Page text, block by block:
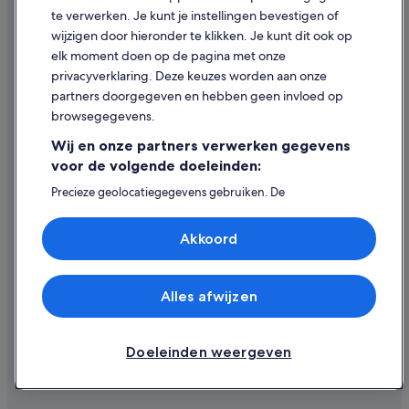
Midsize-autoverhuur in Norfolkeiland
Standard-autoverhuur in Norfolkeiland
Fullsize-autoverhuur in Norfolkeiland
Premium-autoverhuur in Norfolkeiland
Convertible-autoverhuur in Norfolkeiland
Minivan-autoverhuur in Norfolkeiland
Van-autoverhuur in Norfolkeiland
SUV-autoverhuur in Norfolkeiland
Pickup-autoverhuur in Norfolkeiland
Sportscar-autoverhuur in Norfolkeiland
Inhoudsrichtlijnen en inhoud rapporteren
Hulp
Contact
Restitutieproces en tijdsbestek
Boek een vlucht met airlinetegoed
Internationale reisdocumenten
© 2026 Expedia, Inc. - een bedrijf van Expedia Group. Alle rechten
voorbehouden. Expedia en het Expedia-logo zijn handelsmerken of
te verwerken. Je kunt je instellingen bevestigen of
wijzigen door hieronder te klikken. Je kunt dit ook op
elk moment doen op de pagina met onze
privacyverklaring. Deze keuzes worden aan onze
partners doorgegeven en hebben geen invloed op
browsegegevens.
Wij en onze partners verwerken gegevens
voor de volgende doeleinden:
Precieze geolocatiegegevens gebruiken. De
Informatie op een apparaat opslaan en/of openen.
Gepersonaliseerde advertenties en content, advertentie-
en contentmetingen, doelgroepenonderzoek en
Partnerlijst (derden)
Doeleinden weergeven
Alles afwijzen
Akkoord